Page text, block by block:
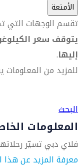
الأمتعة
تقسم الوجهات التي تطير
يتوقف سعر
إليها.
للمزيد من المعلومات
البحث
المعلومات
فلاي دبي تسيّر
معرفة المزيد عن هذا